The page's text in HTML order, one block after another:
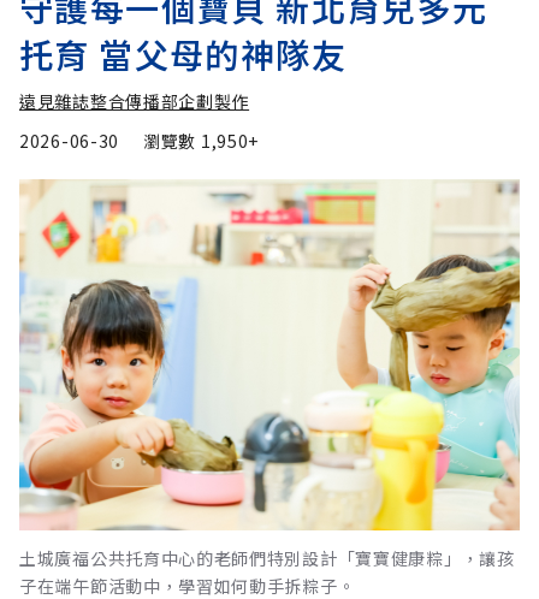
托育 當父母的神隊友
遠見雜誌整合傳播部企劃製作
2026-06-30
瀏覽數 1,950+
土城廣福公共托育中心的老師們特別設計「寶寶健康粽」，讓孩
子在端午節活動中，學習如何動手拆粽子。